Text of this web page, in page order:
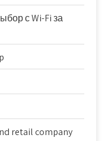
с Wi-Fi за
retail company